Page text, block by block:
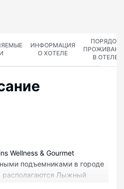
ИНФОРМАЦИЯ
О ХОТЕЛЕ
ПОРЯДОК
В ОТЕЛЕ
Wellness & Gourmet
подъемниками в городе
Лыжный